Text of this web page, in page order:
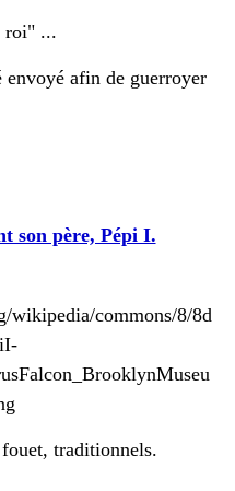
roi" ...
afin de guerroyer
son père, Pépi I.
traditionnels.